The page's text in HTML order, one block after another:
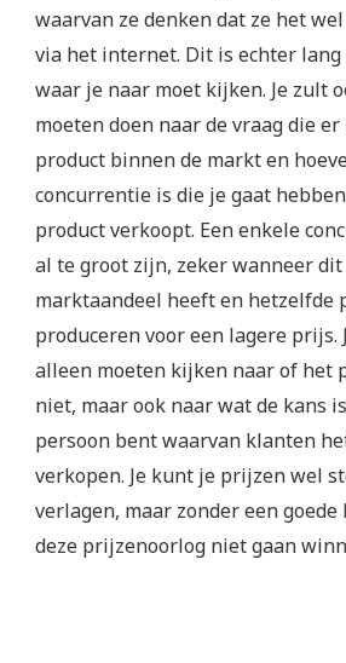
waarvan ze denken dat ze het
via het internet. Dit is echter
waar je naar moet kijken. Je zult
moeten doen naar de vraag die
product binnen de markt en
concurrentie is die je gaat
product verkoopt. Een enkele
al te groot zijn, zeker wanneer
marktaandeel heeft en hetzelfde
produceren voor een lagere prijs.
alleen moeten kijken naar of het
niet, maar ook naar wat de kans
persoon bent waarvan klanten
verkopen. Je kunt je prijzen wel
verlagen, maar zonder een
deze prijzenoorlog niet gaan